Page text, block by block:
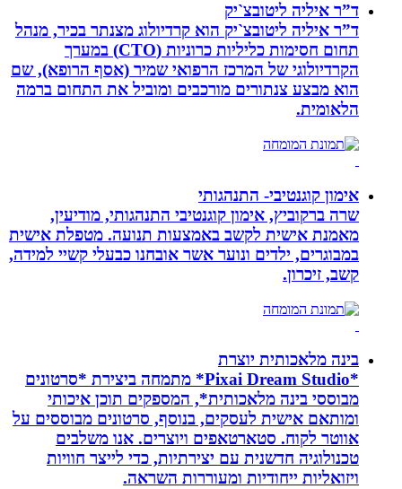
ד”ר איליה ליטובצ`יק
ד”ר איליה ליטובצ`יק הוא קרדיולוג מצנתר בכיר, מנהל
תחום חסימות כליליות כרוניות (CTO) במערך
הקרדיולוגי של המרכז הרפואי שמיר (אסף הרופא), שם
הוא מבצע צנתורים מורכבים ומוביל את התחום ברמה
הלאומית.
אימון קוגנטיבי- התנהגותי
שרה ברקוביץ, אימון קוגנטיבי התנהגותי, מודיעין,
מאמנת אישית לקשב באמצעות תנועה. מטפלת אישית
במבוגרים, ילדים ונוער אשר אובחנו כבעלי קשיי למידה,
קשב, זיכרון.
בינה מלאכותית יוצרת
*Pixai Dream Studio* מתמחה ביצירת *סרטונים
מבוססי בינה מלאכותית*, המספקים תוכן איכותי
ומותאם אישית לעסקים, בנוסף, סרטונים מבוססים על
אווטר לקוח. סטארטאפים ויוצרים. אנו משלבים
טכנולוגיה חדשנית עם יצירתיות, כדי לייצר חוויות
ויזואליות ייחודיות ומעוררות השראה.